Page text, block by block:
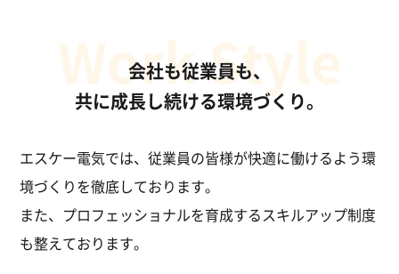
Work Style
会社も従業員も、
共に成長し続ける環境づくり。
エスケー電気では、従業員の皆様が快適に働けるよう環
境づくりを徹底しております。
また、プロフェッショナルを育成するスキルアップ制度
も整えております。